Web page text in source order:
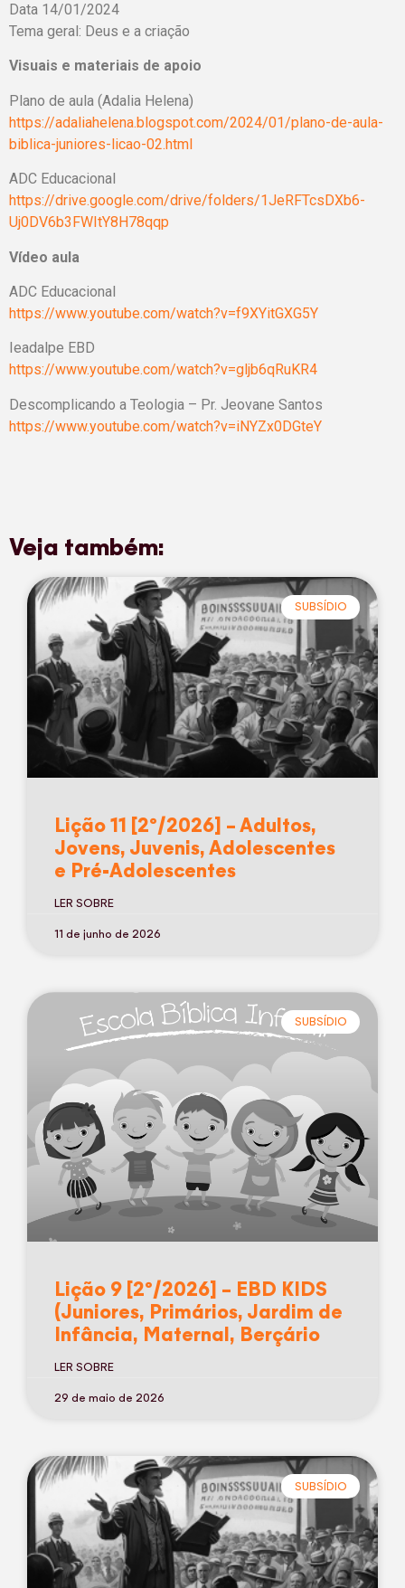
Data 14/01/2024
Tema geral: Deus e a criação
Visuais e materiais de apoio
Plano de aula (Adalia Helena)
https://adaliahelena.blogspot.com/2024/01/plano-de-aula-
biblica-juniores-licao-02.html
ADC Educacional
https://drive.google.com/drive/folders/1JeRFTcsDXb6-
Uj0DV6b3FWItY8H78qqp
Vídeo aula
ADC Educacional
https://www.youtube.com/watch?v=f9XYitGXG5Y
Ieadalpe EBD
https://www.youtube.com/watch?v=gljb6qRuKR4
Descomplicando a Teologia – Pr. Jeovane Santos
https://www.youtube.com/watch?v=iNYZx0DGteY
Veja também:
SUBSÍDIO
Lição 11 [2º/2026] – Adultos,
Jovens, Juvenis, Adolescentes
e Pré-Adolescentes
LER SOBRE
11 de junho de 2026
SUBSÍDIO
Lição 9 [2º/2026] – EBD KIDS
(Juniores, Primários, Jardim de
Infância, Maternal, Berçário
LER SOBRE
29 de maio de 2026
SUBSÍDIO